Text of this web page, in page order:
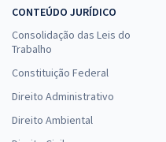
CONTEÚDO JURÍDICO
Consolidação das Leis do
Trabalho
Constituição Federal
Direito Administrativo
Direito Ambiental